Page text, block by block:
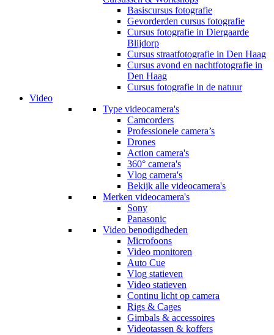
Basiscursus fotografie
Gevorderden cursus fotografie
Cursus fotografie in Diergaarde
Blijdorp
Cursus straatfotografie in Den Haag
Cursus avond en nachtfotografie in
Den Haag
Cursus fotografie in de natuur
Video
Type videocamera's
Camcorders
Professionele camera’s
Drones
Action camera's
360° camera's
Vlog camera's
Bekijk alle videocamera's
Merken videocamera's
Sony
Panasonic
Video benodigdheden
Microfoons
Video monitoren
Auto Cue
Vlog statieven
Video statieven
Continu licht op camera
Rigs & Cages
Gimbals & accessoires
Videotassen & koffers